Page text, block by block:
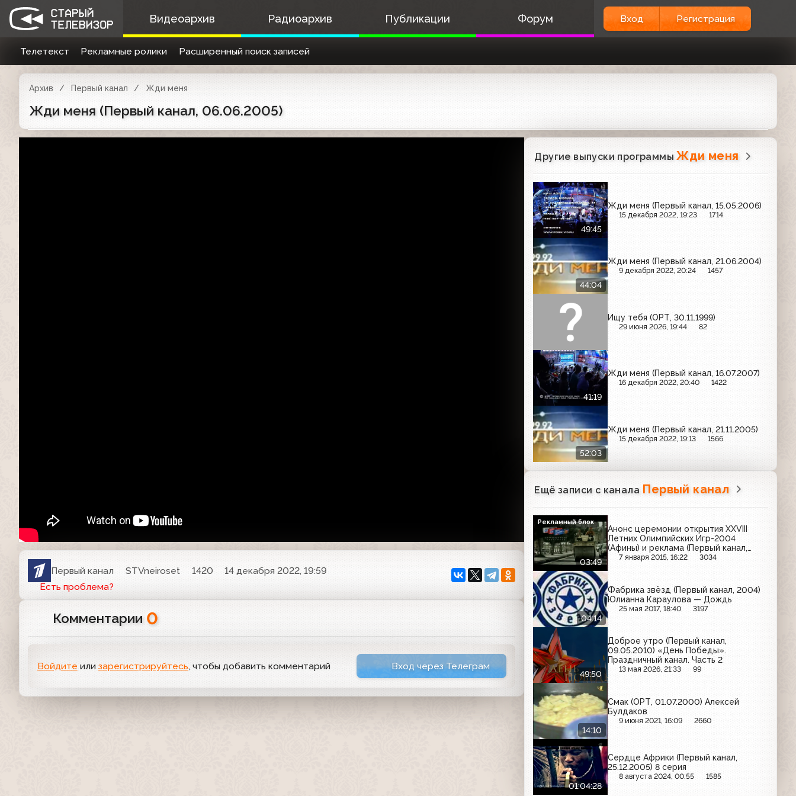
Видеоархив Радиоархив Публикации Форум Вход Регистрация
Телетекст Рекламные ролики Расширенный поиск записей
Архив Первый канал Жди меня
Жди меня (Первый канал, 06.06.2005)
Первый канал STVneiroset 1420
14 декабря 2022, 19:59
Есть проблема?
Комментарии 0
Войдите или зарегистрируйтесь, чтобы добавить комментарий Вход через Телеграм
Другие выпуски программыЖди меня
49:45
Жди меня (Первый канал, 15.05.2006)
15 декабря 2022, 19:23 1714
44:04
Жди меня (Первый канал, 21.06.2004)
9 декабря 2022, 20:24 1457
Ищу тебя (ОРТ, 30.11.1999)
29 июня 2026, 19:44 82
41:19
Жди меня (Первый канал, 16.07.2007)
16 декабря 2022, 20:40 1422
52:03
Жди меня (Первый канал, 21.11.2005)
15 декабря 2022, 19:13 1566
Ещё записи с канала Первый канал
03:49
Анонс церемонии открытия XXVIII
Летних Олимпийских Игр-2004
(Афины) и реклама (Первый канал,
13.08.2004) Orbit, Stimorol, Lady Speed
7 января 2015, 16:22 3034
Рекламный блок
04:14
Фабрика звёзд (Первый канал, 2004)
Юлианна Караулова — Дождь
25 мая 2017, 18:40 3197
49:50
Доброе утро (Первый канал,
09.05.2010) «День Победы».
Праздничный канал. Часть 2
13 мая 2026, 21:33 99
14:10
Смак (ОРТ, 01.07.2000) Алексей
Булдаков
9 июня 2021, 16:09 2660
01:04:28
Сердце Африки (Первый канал,
25.12.2005) 8 серия
8 августа 2024, 00:55 1585